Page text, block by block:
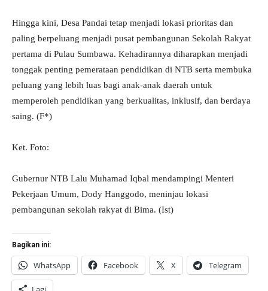
Hingga kini, Desa Pandai tetap menjadi lokasi prioritas dan
paling berpeluang menjadi pusat pembangunan Sekolah Rakyat
pertama di Pulau Sumbawa. Kehadirannya diharapkan menjadi
tonggak penting pemerataan pendidikan di NTB serta membuka
peluang yang lebih luas bagi anak-anak daerah untuk
memperoleh pendidikan yang berkualitas, inklusif, dan berdaya
saing. (F*)
Ket. Foto:
Gubernur NTB Lalu Muhamad Iqbal mendampingi Menteri
Pekerjaan Umum, Dody Hanggodo, meninjau lokasi
pembangunan sekolah rakyat di Bima. (Ist)
Bagikan ini:
WhatsApp Facebook X Telegram